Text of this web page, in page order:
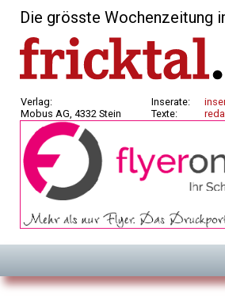
Die grösste Wochenzeitung
Verlag:
Mobus AG, 4332 Stein
Inserate:
Texte: